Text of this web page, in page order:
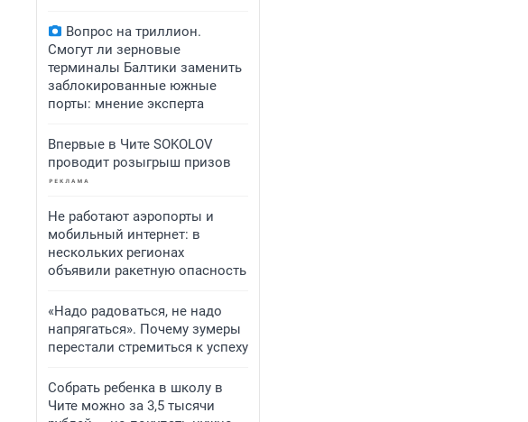
Вопрос на триллион.
Смогут ли зерновые
терминалы Балтики заменить
заблокированные южные
порты: мнение эксперта
Впервые в Чите SOKOLOV
проводит розыгрыш призов
Не работают аэропорты и
мобильный интернет: в
нескольких регионах
объявили ракетную опасность
«Надо радоваться, не надо
напрягаться». Почему зумеры
перестали стремиться к успеху
Собрать ребенка в школу в
Чите можно за 3,5 тысячи